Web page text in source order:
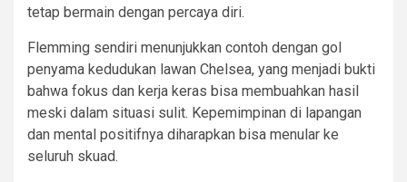
tetap bermain dengan percaya diri.
Flemming sendiri menunjukkan contoh dengan gol
penyama kedudukan lawan Chelsea, yang menjadi bukti
bahwa fokus dan kerja keras bisa membuahkan hasil
meski dalam situasi sulit. Kepemimpinan di lapangan
dan mental positifnya diharapkan bisa menular ke
seluruh skuad.